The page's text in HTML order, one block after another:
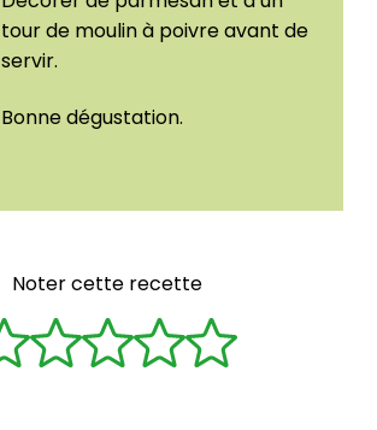
tour de moulin à poivre avant de
servir.
Bonne dégustation.
Noter cette recette